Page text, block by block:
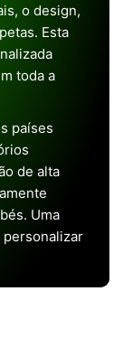
o design,
Esta
toda a
países
de alta
Uma
personalizar